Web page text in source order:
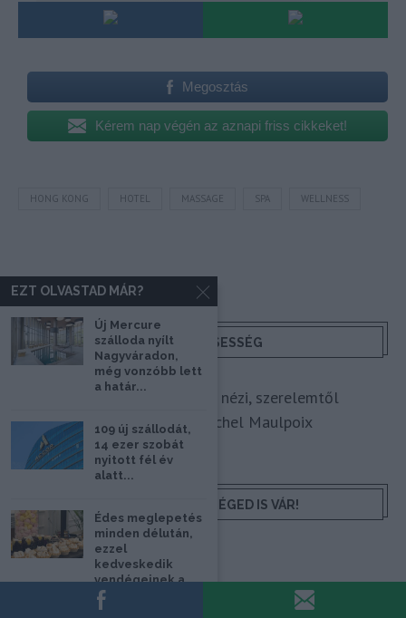
Megosztás
Kérem nap végén az aznapi friss cikkeket!
HONG KONG HOTEL MASSAGE SPA WELLNESS
HETI BÖLCSESSÉG
"Az ember, aki a tengert nézi, szerelemtől
sújtott gyerek." Jean-Michel Maulpoix
KÖZÖSSÉGÜNK TÉGED IS VÁR!
EZT OLVASTAD MÁR?
Új Mercure
szálloda nyílt
Nagyváradon,
még vonzóbb lett
a határ...
109 új szállodát,
14 ezer szobát
nyitott fél év
alatt...
Édes meglepetés
minden délután,
ezzel
kedveskedik
vendégeinek a
budapesti hotel